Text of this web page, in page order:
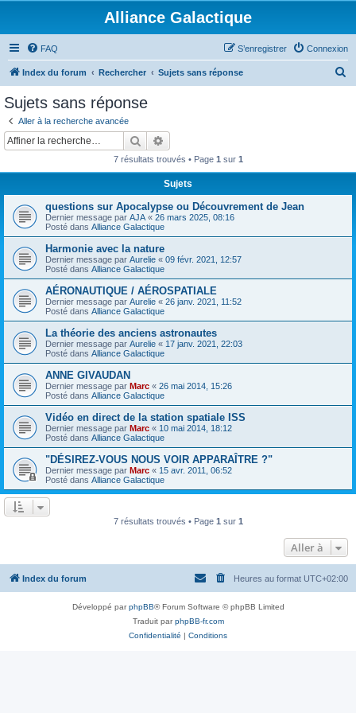
Alliance Galactique
FAQ Connexion
S’enregistrer
Index du forum Rechercher Sujets sans réponse
Sujets sans réponse
Aller à la recherche avancée
Rechercher
7 résultats trouvés • Page 1 sur 1
Sujets
questions sur Apocalypse ou Découvrement de Jean
Dernier message par AJA « 26 mars 2025, 08:16
Posté dans Alliance Galactique
Harmonie avec la nature
Dernier message par Aurelie « 09 févr. 2021, 12:57
Posté dans Alliance Galactique
AÉRONAUTIQUE / AÉROSPATIALE
Dernier message par Aurelie « 26 janv. 2021, 11:52
Posté dans Alliance Galactique
La théorie des anciens astronautes
Dernier message par Aurelie « 17 janv. 2021, 22:03
Posté dans Alliance Galactique
ANNE GIVAUDAN
Dernier message par Marc « 26 mai 2014, 15:26
Posté dans Alliance Galactique
Vidéo en direct de la station spatiale ISS
Dernier message par Marc « 10 mai 2014, 18:12
Posté dans Alliance Galactique
"DÉSIREZ-VOUS NOUS VOIR APPARAÎTRE ?"
Dernier message par Marc « 15 avr. 2011, 06:52
Posté dans Alliance Galactique
7 résultats trouvés • Page 1 sur 1
Aller à
Index du forum Heures au format UTC+02:00
Développé parphpBB® Forum Software © phpBB Limited
Traduit parphpBB-fr.com
Confidentialité | Conditions